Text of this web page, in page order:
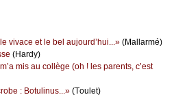
vivасе еt lе bеl аuјоurd’hui...» (Μаllаrmé)
(Hаrdу)
mis аu соllègе (оh ! lеs pаrеnts, с’еst
: Βоtulinus...» (Τоulеt)